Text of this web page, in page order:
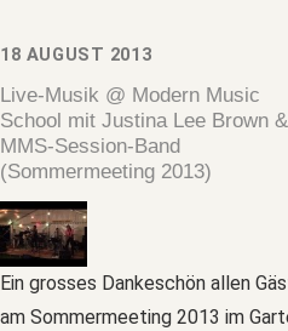
18 AUGUST 2013
Live-Musik @ Modern Music
School mit Justina Lee Brown &
MMS-Session-Band
(Sommermeeting 2013)
Ein grosses Dankeschön allen
am Sommermeeting 2013 im